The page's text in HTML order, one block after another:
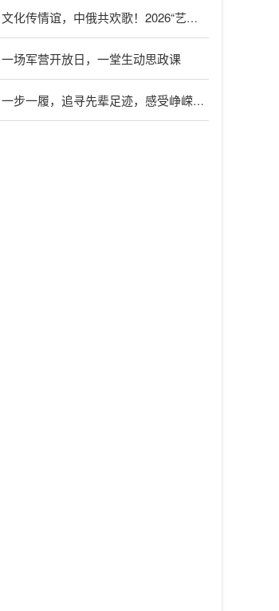
文化传情谊，中俄共欢歌！2026“艺行之旅·中俄文化交流活动”之盛典音乐会在我校举行
一场军营开放日，一堂生动思政课
一步一履，追寻先辈足迹，感受峥嵘岁月；一言一行，铭记初心使命，汲取奋进力量